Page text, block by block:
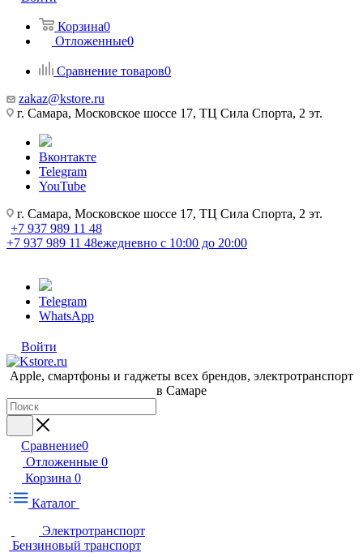
Корзина0
Отложенные0
Сравнение товаров0
zakaz@kstore.ru
г. Самара, Московское шоссе 17, ТЦ Сила Спорта, 2 эт.
Вконтакте
Telegram
YouTube
г. Самара, Московское шоссе 17, ТЦ Сила Спорта, 2 эт.
+7 937 989 11 48
+7 937 989 11 48ежедневно с 10:00 до 20:00
Telegram
WhatsApp
Войти
Apple, cмартфоны и гаджеты всех брендов, электротранспорт
в Самаре
Сравнение0
Отложенные 0
Корзина 0
Каталог
Электротранспорт
Бензиновый транспорт